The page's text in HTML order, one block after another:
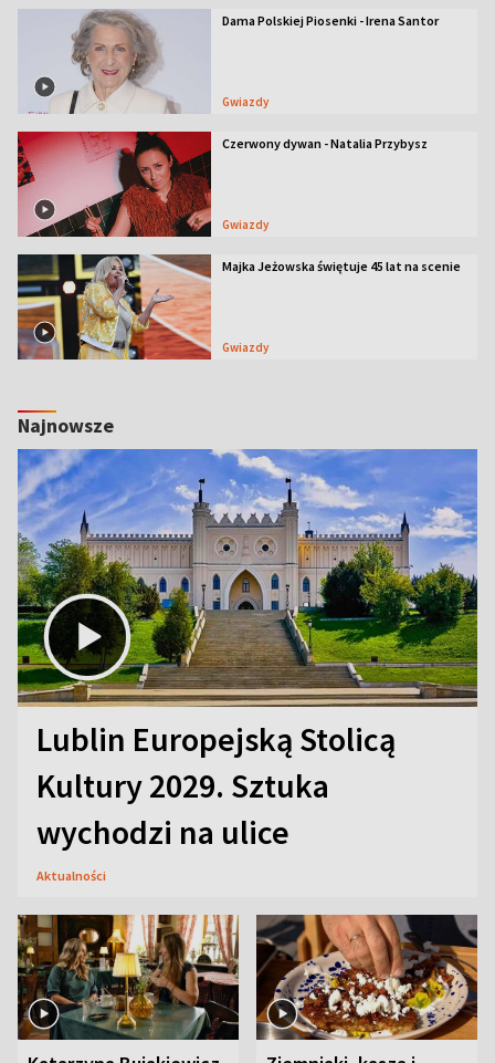
Dama Polskiej Piosenki - Irena Santor
Gwiazdy
Czerwony dywan - Natalia Przybysz
Gwiazdy
Majka Jeżowska świętuje 45 lat na scenie
Gwiazdy
Najnowsze
Lublin Europejską Stolicą
Kultury 2029. Sztuka
wychodzi na ulice
Aktualności